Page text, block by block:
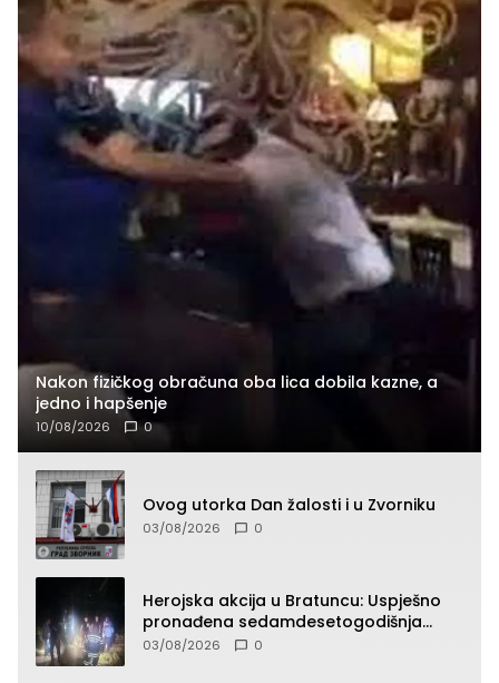
Nakon fizičkog obračuna oba lica dobila kazne, a
jedno i hapšenje
10/08/2026 0
Ovog utorka Dan žalosti i u Zvorniku
03/08/2026 0
Herojska akcija u Bratuncu: Uspješno
pronađena sedamdesetogodišnja
Ivanka Lazić, rodom iz Kravice.
03/08/2026 0